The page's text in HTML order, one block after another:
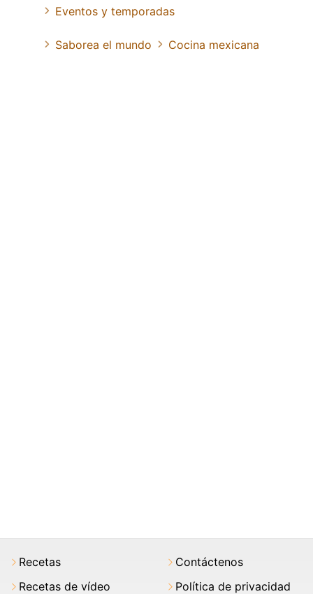
Eventos y temporadas
Saborea el mundo Cocina mexicana
Recetas
Recetas de vídeo
Contáctenos
Política de privacidad